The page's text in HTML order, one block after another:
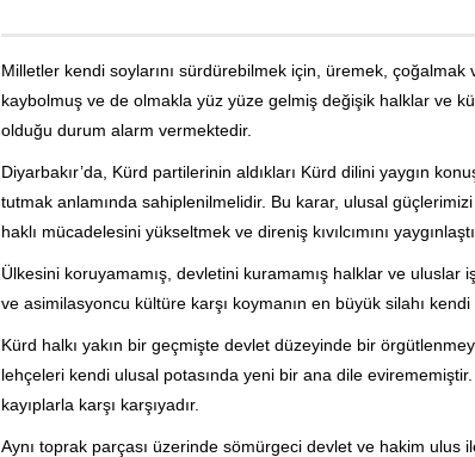
Milletler kendi soylarını sürdürebilmek için, üremek, çoğalmak
kaybolmuş ve de olmakla yüz yüze gelmiş değişik halklar ve
olduğu durum alarm vermektedir.
Diyarbakır’da, Kürd partilerinin aldıkları Kürd dilini yaygın
tutmak anlamında sahiplenilmelidir. Bu karar, ulusal
haklı mücadelesini yükseltmek ve direniş kıvılcımını
Ülkesini koruyamamış, devletini kuramamış halklar ve uluslar
ve asimilasyoncu kültüre karşı koymanın en büyük silahı
Kürd halkı yakın bir geçmişte devlet düzeyinde bir
lehçeleri kendi ulusal potasında yeni bir ana dile
kayıplarla karşı karşıyadır.
Aynı toprak parçası üzerinde sömürgeci devlet ve hakim ulus